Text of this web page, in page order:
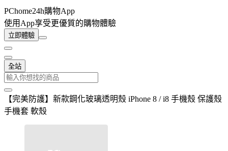
PChome24h購物App
使用App享受更優質的購物體驗
立即體驗
全站
【完美防護】新款鋼化玻璃透明殼 iPhone 8 / i8 手機殼 保護殼
手機套 軟殼